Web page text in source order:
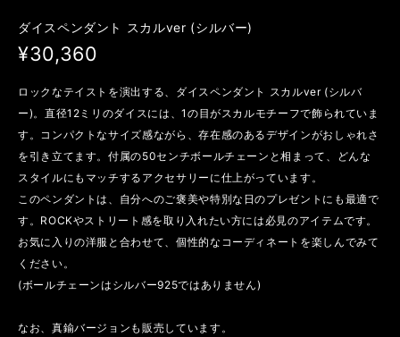
ダイスペンダント スカルver (シルバー)
¥30,360
ロックなテイストを演出する、ダイスペンダント スカルver (シルバ
ー)。直径12ミリのダイスには、1の目がスカルモチーフで飾られていま
す。コンパクトなサイズ感ながら、存在感のあるデザインがおしゃれさ
を引き立てます。付属の50センチボールチェーンと相まって、どんな
スタイルにもマッチするアクセサリーに仕上がっています。
このペンダントは、自分へのご褒美や特別な日のプレゼントにも最適で
す。ROCKやストリート感を取り入れたい方には必見のアイテムです。
お気に入りの洋服と合わせて、個性的なコーディネートを楽しんでみて
ください。
(ボールチェーンはシルバー925ではありません)
なお、真鍮バージョンも販売しています。